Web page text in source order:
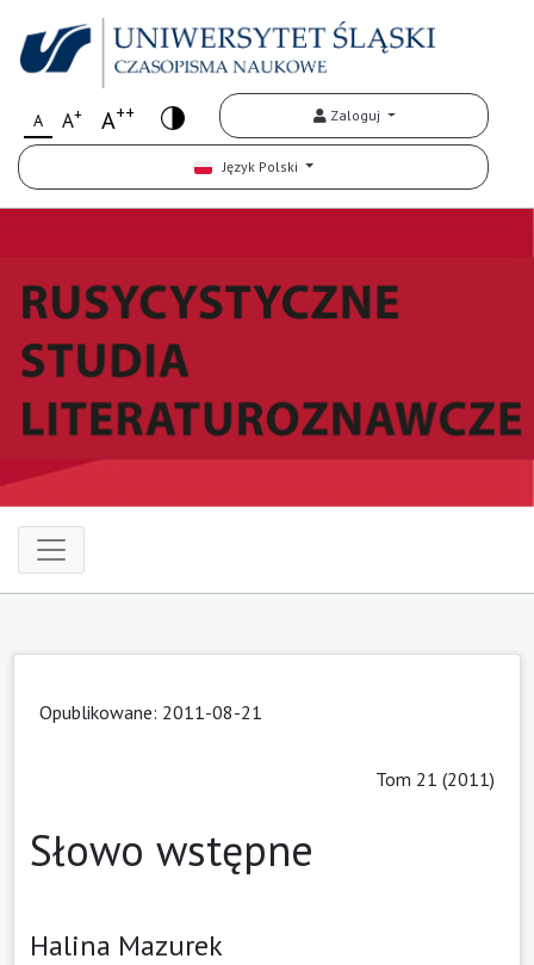
A A+ A++ Zaloguj
Język Polski
Opublikowane: 2011-08-21
Tom 21 (2011)
Słowo wstępne
Halina Mazurek